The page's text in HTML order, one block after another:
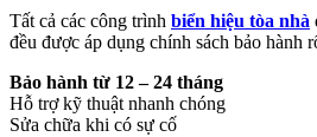
Tất cả các công trình biển hiệu tòa nhà
đều được áp dụng chính sách bảo hành
Bảo hành từ 12 – 24 tháng
Hỗ trợ kỹ thuật nhanh chóng
Sửa chữa khi có sự cố